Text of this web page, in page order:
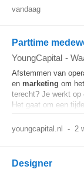
vandaag
Parttime
YoungCapital -
Afstemmen van
en marketing om
terecht? Je werkt op
Het gaat om een
youngcapital.nl - 2
Designer